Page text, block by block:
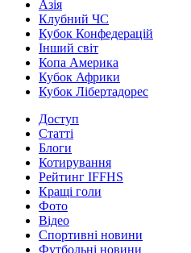
Азія
Клубний ЧС
Кубок Конфедерацій
Інший світ
Копа Америка
Кубок Африки
Кубок Лібертадорес
Доступ
Статті
Блоги
Котирування
Рейтинг IFFHS
Кращі голи
Фото
Відео
Спортивні новини
Футбольні новини